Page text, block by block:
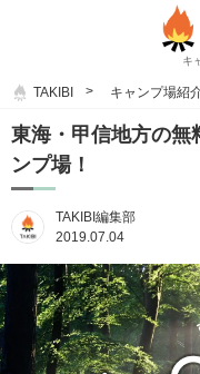
キ
TAKIBI キャンプ場紹
東海・甲信地方の無
ンプ場！
TAKIBI編集部
2019.07.04